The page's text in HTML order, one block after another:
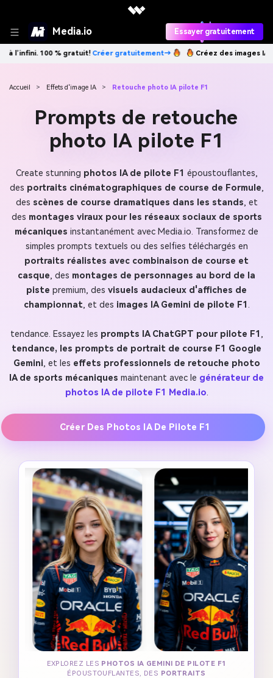
Media.io Essayer gratuitement
Créez des images IA à l’infini. 100 % gratuit!Créer
Accueil > Effets d'image IA > Retouche photo IA pilote F1
Prompts de retouche
photo IA pilote F1
Create stunning photos IA de pilote F1 époustouflantes,
des portraits cinématographiques de course de Formule,
des scènes de course dramatiques dans les stands, et
des montages viraux pour les réseaux sociaux de sports
mécaniques instantanément avec Media.io. Transformez de
simples prompts textuels ou des selfies téléchargés en
portraits réalistes avec combinaison de course et
casque, des montages de personnages au bord de la
piste premium, des visuels audacieux d'affiches de
championnat, et des images IA Gemini de pilote F1 .
tendance. Essayez les prompts IA ChatGPT pour pilote F1 ,
tendance, les prompts de portrait de course F1 Google
Gemini, et les effets professionnels de retouche photo
IA de sports mécaniques maintenant avec le générateur de
photos IA de pilote F1 Media.io.
Créer Des Photos IA De Pilote F1
EXPLOREZ LES PHOTOS IA GEMINI DE PILOTE F1
ÉPOUSTOUFLANTES, DES PORTRAITS